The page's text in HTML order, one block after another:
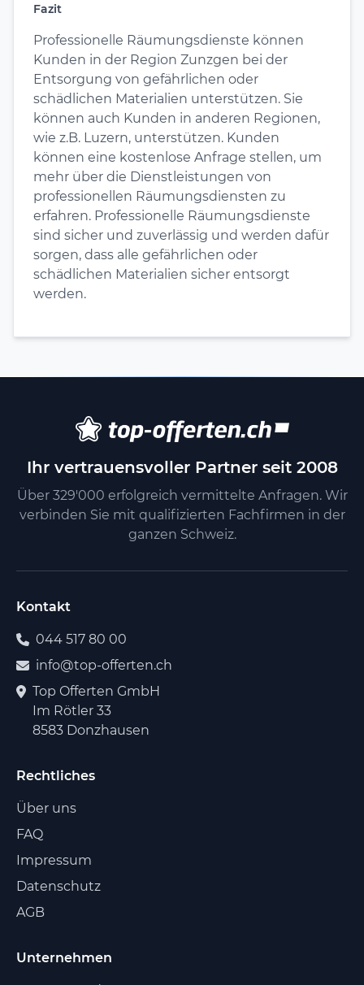
Fazit
Professionelle Räumungsdienste können
Kunden in der Region Zunzgen bei der
Entsorgung von gefährlichen oder
schädlichen Materialien unterstützen. Sie
können auch Kunden in anderen Regionen,
wie z.B. Luzern, unterstützen. Kunden
können eine kostenlose Anfrage stellen, um
mehr über die Dienstleistungen von
professionellen Räumungsdiensten zu
erfahren. Professionelle Räumungsdienste
sind sicher und zuverlässig und werden dafür
sorgen, dass alle gefährlichen oder
schädlichen Materialien sicher entsorgt
werden.
Ihr vertrauensvoller Partner seit 2008
Über 329'000 erfolgreich vermittelte Anfragen. Wir
verbinden Sie mit qualifizierten Fachfirmen in der
ganzen Schweiz.
Kontakt
044 517 80 00
info@top-offerten.ch
Top Offerten GmbH
Im Rötler 33
8583 Donzhausen
Rechtliches
Über uns
FAQ
Impressum
Datenschutz
AGB
Unternehmen